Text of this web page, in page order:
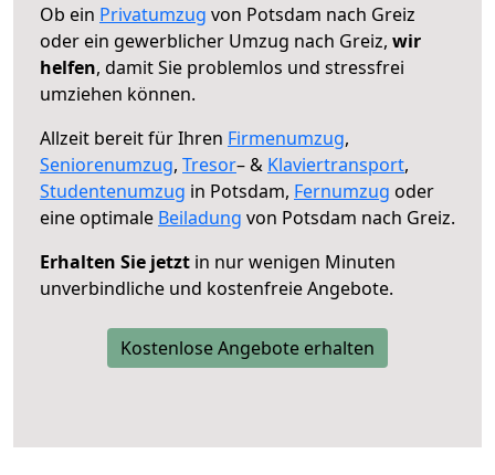
Ob ein Privatumzug von Potsdam nach Greiz
oder ein gewerblicher Umzug nach Greiz, wir
helfen, damit Sie problemlos und stressfrei
umziehen können.
Allzeit bereit für Ihren Firmenumzug,
Seniorenumzug, Tresor– & Klaviertransport,
Studentenumzug in Potsdam, Fernumzug oder
eine optimale Beiladung von Potsdam nach Greiz.
Erhalten Sie jetzt in nur wenigen Minuten
unverbindliche und kostenfreie Angebote.
Kostenlose Angebote erhalten